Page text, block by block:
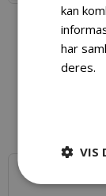
kan
har
deres.
VIS